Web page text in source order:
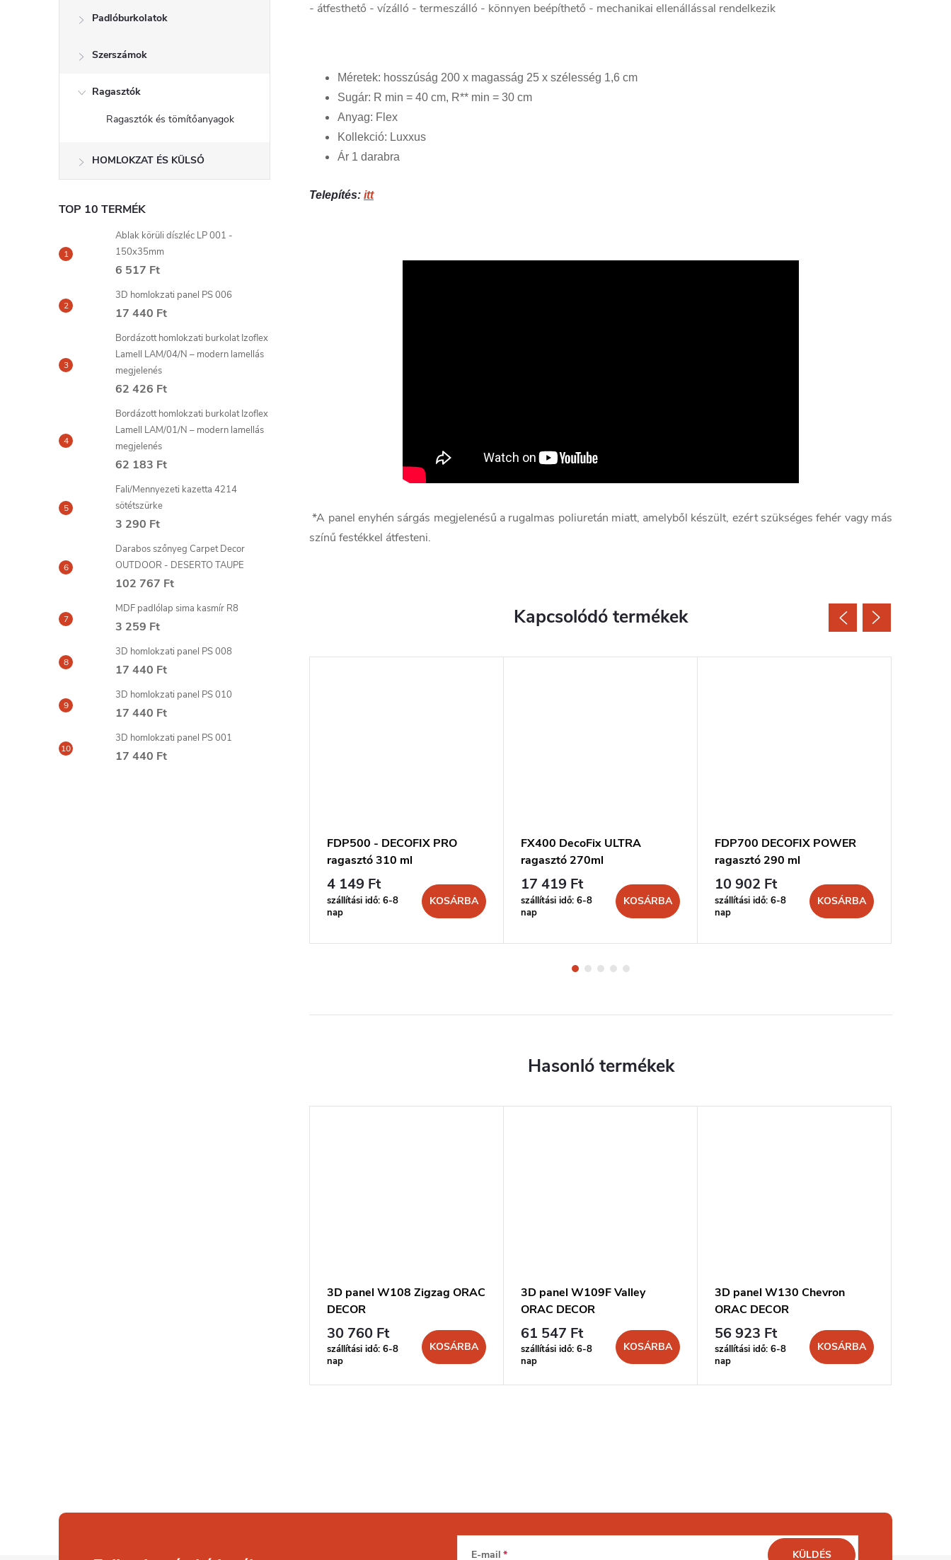
Padlóburkolatok
Szerszámok
Ragasztók
Ragasztók és tömítőanyagok
HOMLOKZAT ÉS KÜLSŐ
TOP 10 TERMÉK
Ablak körüli díszléc LP 001 -
150x35mm
6 517 Ft
3D homlokzati panel PS 006
17 440 Ft
Bordázott homlokzati burkolat Izoflex
Lamell LAM/04/N – modern lamellás
megjelenés
62 426 Ft
Bordázott homlokzati burkolat Izoflex
Lamell LAM/01/N – modern lamellás
megjelenés
62 183 Ft
Fali/Mennyezeti kazetta 4214
sötétszürke
3 290 Ft
Darabos szőnyeg Carpet Decor
OUTDOOR - DESERTO TAUPE
102 767 Ft
MDF padlólap sima kasmír R8
3 259 Ft
3D homlokzati panel PS 008
17 440 Ft
3D homlokzati panel PS 010
17 440 Ft
3D homlokzati panel PS 001
17 440 Ft
- átfesthető - vízálló - termeszálló - könnyen beépíthető - mechanikai ellenállással rendelkezik
Méretek: hosszúság 200 x magasság 25 x szélesség 1,6 cm
Sugár: R min = 40 cm, R** min = 30 cm
Anyag: Flex
Kollekció: Luxxus
Ár 1 darabra
Telepítés: itt
*A panel enyhén sárgás megjelenésű a rugalmas poliuretán miatt, amelyből készült, ezért szükséges fehér vagy más
színű festékkel átfesteni.
Kapcsolódó termékek
FDP500 - DECOFIX PRO
ragasztó 310 ml
4 149 Ft
szállítási idő: 6-8
nap
KOSÁRBA
FX400 DecoFix ULTRA
ragasztó 270ml
17 419 Ft
szállítási idő: 6-8
nap
KOSÁRBA
FDP700 DECOFIX POWER
ragasztó 290 ml
10 902 Ft
szállítási idő: 6-8
nap
KOSÁRBA
3D panel W108 Zigzag ORAC
DECOR
30 760 Ft
szállítási idő: 6-8
nap
KOSÁRBA
3D panel W109F Valley
ORAC DECOR
61 547 Ft
szállítási idő: 6-8
nap
KOSÁRBA
3D panel W130 Chevron
ORAC DECOR
56 923 Ft
szállítási idő: 6-8
nap
KOSÁRBA
E-mail KÜLDÉS